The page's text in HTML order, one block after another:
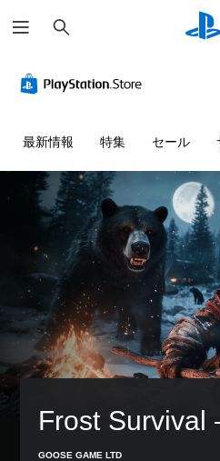
索
最新情報 特集 セール
Frost Survival
GOOSE GAME LTD